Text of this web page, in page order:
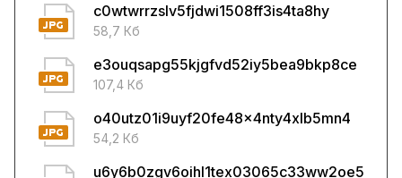
c0wtwrrzslv5fjdwi1508ff3is4ta8hy
58,7 Кб
e3ouqsapg55kjgfvd52iy5bea9bkp8ce
107,4 Кб
o40utz01i9uyf20fe48x4nty4xlb5mn4
54,2 Кб
u6y6b0zgv6oihl1tex03065c33ww2oe5